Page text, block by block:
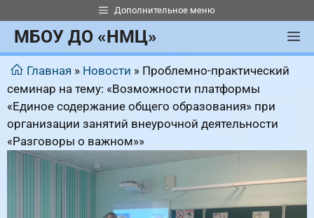
к
содержимому
Дополнительное меню
МБОУ ДО «НМЦ»
Главная » Новости » Проблемно-практический
семинар на тему: «Возможности платформы
«Единое содержание общего образования» при
организации занятий внеурочной деятельности
«Разговоры о важном»»